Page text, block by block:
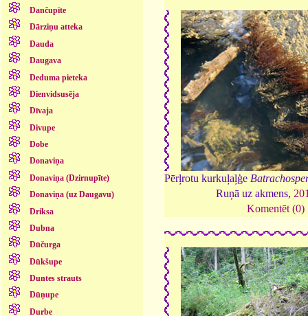
Dančupīte
Dārziņu atteka
Dauda
Daugava
Deduma pieteka
Dienvidsusēja
Dīvaja
Divupe
Dobe
Donaviņa
Donaviņa (Dzirnupīte)
Donaviņa (uz Daugavu)
Driksa
Dubna
Dūčurga
Dūkšupe
Duntes strauts
Dūņupe
Durbe
Pērļrotu kurkuļaļģe
Ruņā uz akmens,
Komentēt (0)